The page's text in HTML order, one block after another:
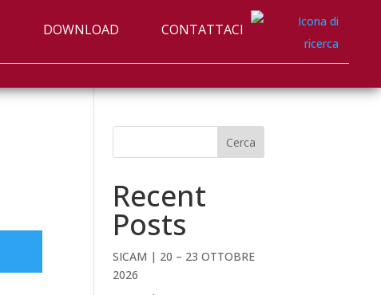
DOWNLOAD CONTATTACI
Cerca
Recent
Posts
SICAM | 20 – 23 OTTOBRE
2026